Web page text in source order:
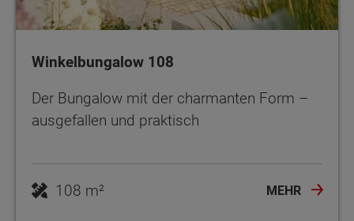
Winkelbungalow 108
Der Bungalow mit der charmanten Form –
ausgefallen und praktisch
108 m² MEHR